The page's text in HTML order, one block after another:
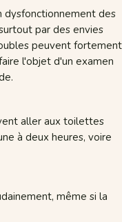
dysfonctionnement des
par des envies
peuvent fortement
l'objet d'un examen
aller aux toilettes
à deux heures, voire
même si la